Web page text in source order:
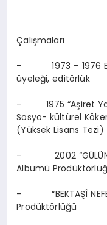
Çalışmaları
– 1973 – 1976
üyeleği, editörlük
– 1975 “Aşiret
Sosyo- kültürel
(Yüksek Lisans Tezi)
– 2002 “GÜLÜN
Albümü
– “BEKTAŞÎ
Prodüktörlüğü